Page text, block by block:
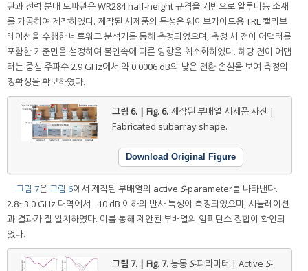
관과 전력 분배 도파관은 WR284 half-height 규격을 기반으로 알루미늄 소재
를 가공하여 제작하였다. 제작된 시제품의 특성은 웨이브가이드용 TRL 캘리브
레이션을 수행한 네트워크 분석기를 통해 측정되었으며, 측정 시 전이 어댑터를
포함한 기준면을 설정하여 불연속에 따른 영향을 최소화하였다. 해당 전이 어댑
터는 중심 주파수 2.9 GHz에서 약 0.0006 dB의 낮은 전환 손실을 보여 측정의
정확성을 확보하였다.
그림 6. | Fig. 6. 제작된 부배열 시제품 사진 |
Fabricated subarray shape.
Download Original Figure
그림 7은그림 6에서 제작된 부배열의 active S-parameter를 나타낸다.
2.8~3.0 GHz 대역에서 −10 dB 이하의 반사 특성이 측정되었으며, 시뮬레이션
과 결과가 잘 일치하였다. 이를 통해 제안된 부배열의 임피던스 정합이 확인되
었다.
그림 7. | Fig. 7.능동 S-파라미터 | Active S-